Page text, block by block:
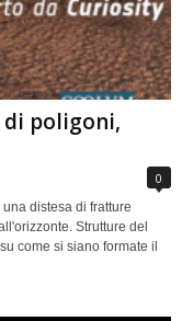
di poligoni,
0
distesa di fratture
Strutture del
come si siano formate il